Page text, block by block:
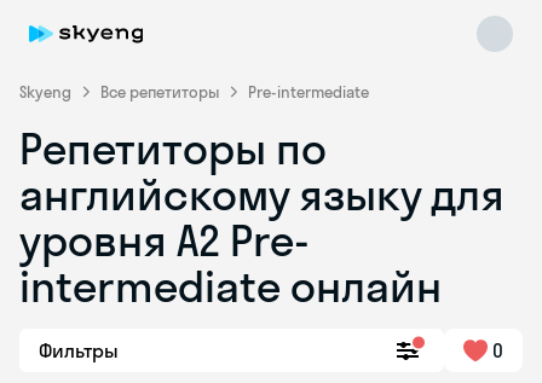
Skyeng Все репетиторы Pre-intermediate
Репетиторы по
английскому языку для
уровня A2 Pre-
intermediate онлайн
Фильтры 0